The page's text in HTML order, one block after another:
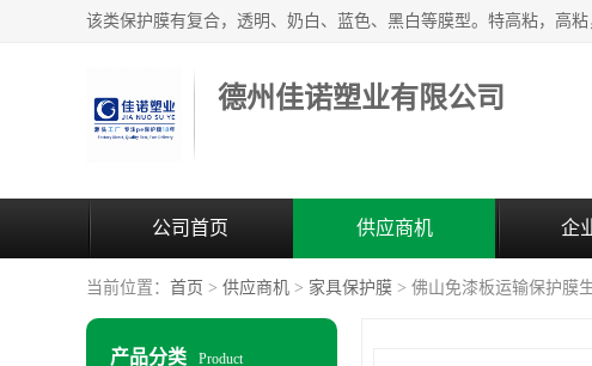
德州佳诺塑业有限公司
公司首页 供应商机 企
当前位置： 首页 > 供应商机 > 家具保护膜 > 佛山免漆板运输保护膜
产品分类 Product